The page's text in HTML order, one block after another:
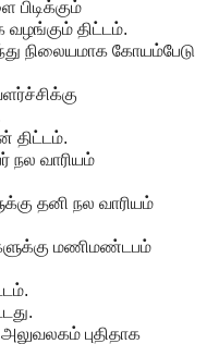
திட்டம்.
நிலையமாக கோயம்பேடு
திட்டம்.
நல வாரியம்
தனி நல வாரியம்
மணிமண்டபம்
புதிதாக